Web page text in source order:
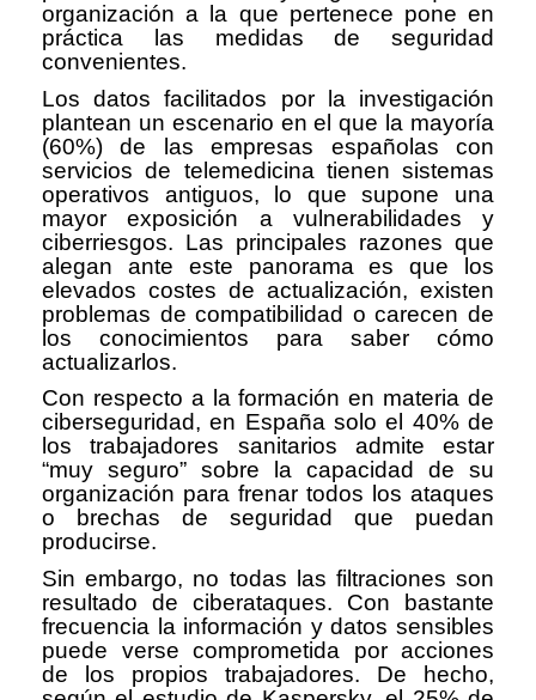
organización a la que pertenece pone en
práctica las medidas de seguridad
convenientes.
Los datos facilitados por la investigación
plantean un escenario en el que la mayoría
(60%) de las empresas españolas con
servicios de telemedicina tienen sistemas
operativos antiguos, lo que supone una
mayor exposición a vulnerabilidades y
ciberriesgos. Las principales razones que
alegan ante este panorama es que los
elevados costes de actualización, existen
problemas de compatibilidad o carecen de
los conocimientos para saber cómo
actualizarlos.
Con respecto a la formación en materia de
ciberseguridad, en España solo el 40% de
los trabajadores sanitarios admite estar
“muy seguro” sobre la capacidad de su
organización para frenar todos los ataques
o brechas de seguridad que puedan
producirse.
Sin embargo, no todas las filtraciones son
resultado de ciberataques. Con bastante
frecuencia la información y datos sensibles
puede verse comprometida por acciones
de los propios trabajadores. De hecho,